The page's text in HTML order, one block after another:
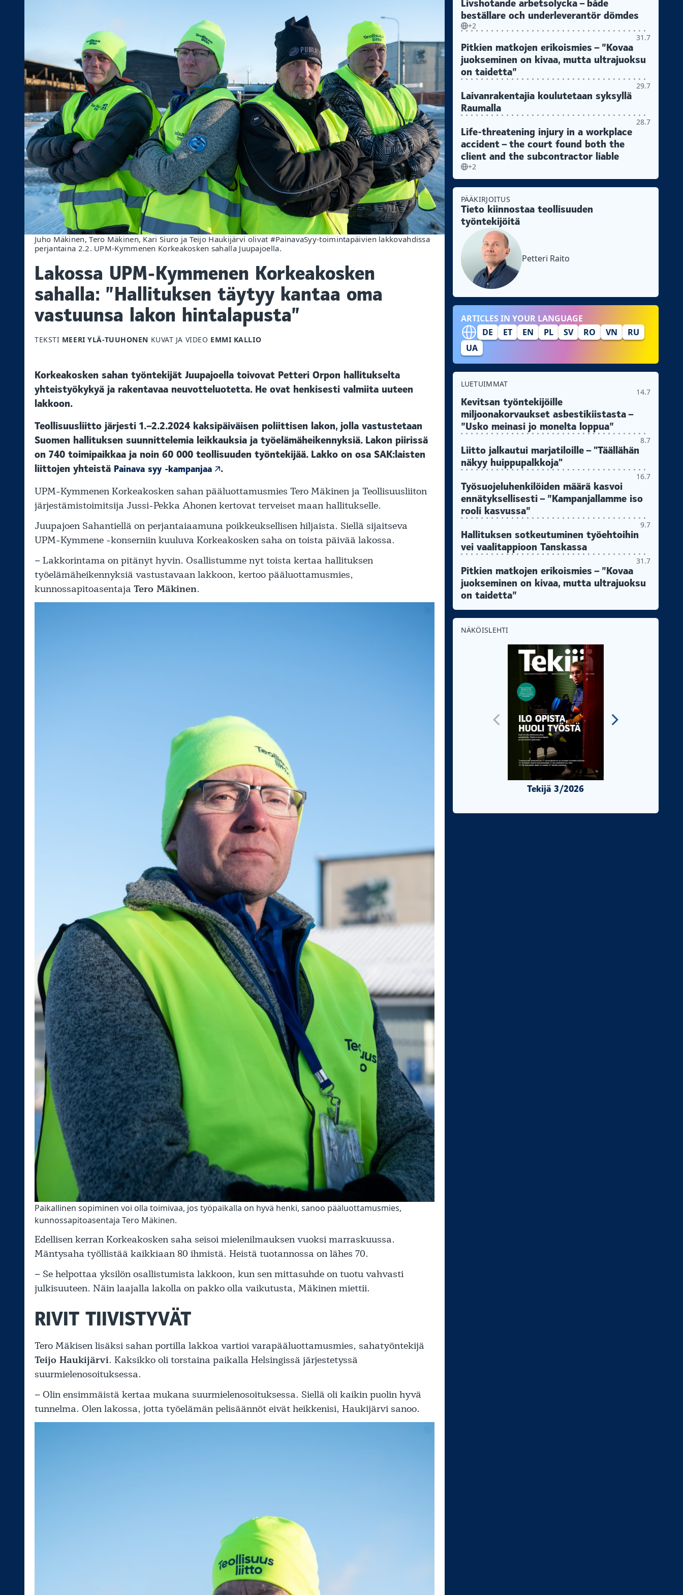
Juho Mäkinen, Tero Mäkinen, Kari Siuro ja Teijo Haukijärvi olivat #PainavaSyy-toimintapäivien lakkovahdissa
perjantaina 2.2. UPM-Kymmenen Korkeakosken sahalla Juupajoella.
Lakossa UPM-Kymmenen Korkeakosken
sahalla: ”Hallituksen täytyy kantaa oma
vastuunsa lakon hintalapusta”
TEKSTI MEERI YLÄ-TUUHONEN KUVAT JA VIDEO EMMI KALLIO
Korkeakosken sahan työntekijät Juupajoella toivovat Petteri Orpon hallitukselta
yhteistyökykyä ja rakentavaa neuvotteluotetta. He ovat henkisesti valmiita uuteen
lakkoon.
Teollisuusliitto järjesti 1.–2.2.2024 kaksipäiväisen poliittisen lakon, jolla vastustetaan
Suomen hallituksen suunnittelemia leikkauksia ja työelämäheikennyksiä. Lakon piirissä
on 740 toimipaikkaa ja noin 60 000 teollisuuden työntekijää. Lakko on osa SAK:laisten
liittojen yhteistä Painava syy -kampanjaa .
UPM-Kymmenen Korkeakosken sahan pääluottamusmies Tero Mäkinen ja Teollisuusliiton
järjestämistoimitsija Jussi-Pekka Ahonen kertovat terveiset maan hallitukselle.
Juupajoen Sahantiellä on perjantaiaamuna poikkeuksellisen hiljaista. Siellä sijaitseva
UPM-Kymmene -konserniin kuuluva Korkeakosken saha on toista päivää lakossa.
– Lakkorintama on pitänyt hyvin. Osallistumme nyt toista kertaa hallituksen
työelämäheikennyksiä vastustavaan lakkoon, kertoo pääluottamusmies,
kunnossapitoasentaja Tero Mäkinen.
Paikallinen sopiminen voi olla toimivaa, jos työpaikalla on hyvä henki, sanoo pääluottamusmies,
kunnossapitoasentaja Tero Mäkinen.
Edellisen kerran Korkeakosken saha seisoi mielenilmauksen vuoksi marraskuussa.
Mäntysaha työllistää kaikkiaan 80 ihmistä. Heistä tuotannossa on lähes 70.
– Se helpottaa yksilön osallistumista lakkoon, kun sen mittasuhde on tuotu vahvasti
julkisuuteen. Näin laajalla lakolla on pakko olla vaikutusta, Mäkinen miettii.
RIVIT TIIVISTYVÄT
Tero Mäkisen lisäksi sahan portilla lakkoa vartioi varapääluottamusmies, sahatyöntekijä
Teijo Haukijärvi. Kaksikko oli torstaina paikalla Helsingissä järjestetyssä
suurmielenosoituksessa.
– Olin ensimmäistä kertaa mukana suurmielenosoituksessa. Siellä oli kaikin puolin hyvä
tunnelma. Olen lakossa, jotta työelämän pelisäännöt eivät heikkenisi, Haukijärvi sanoo.
Livshotande arbetsolycka – både
beställare och underleverantör dömdes
+2
31.7
Pitkien matkojen erikoismies – ”Kovaa
juokseminen on kivaa, mutta ultrajuoksu
on taidetta”
29.7
Laivanrakentajia koulutetaan syksyllä
Raumalla
28.7
Life-threatening injury in a workplace
accident – the court found both the
client and the subcontractor liable
+2
PÄÄKIRJOITUS
Tieto kiinnostaa teollisuuden
työntekijöitä
Petteri Raito
ARTICLES IN YOUR LANGUAGE
DE
ET EN PL SV RO VN
RU
UA
LUETUIMMAT
14.7
Kevitsan työntekijöille
miljoonakorvaukset asbestikiistasta –
”Usko meinasi jo monelta loppua”
8.7
Liitto jalkautui marjatiloille – "Täällähän
näkyy huippupalkkoja"
16.7
Työsuojeluhenkilöiden määrä kasvoi
ennätyksellisesti – ”Kampanjallamme iso
rooli kasvussa”
9.7
Hallituksen sotkeutuminen työehtoihin
vei vaalitappioon Tanskassa
31.7
Pitkien matkojen erikoismies – ”Kovaa
juokseminen on kivaa, mutta ultrajuoksu
on taidetta”
NÄKÖISLEHTI
Tekijä 3/2026